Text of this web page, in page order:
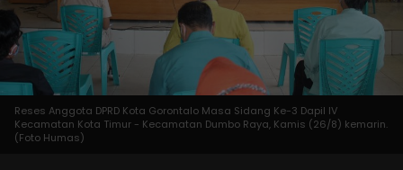
Reses Anggota DPRD Kota Gorontalo Masa Sidang Ke-3 Dapil IV
Kecamatan Kota Timur - Kecamatan Dumbo Raya, Kamis (26/8) kemarin.
(Foto Humas)